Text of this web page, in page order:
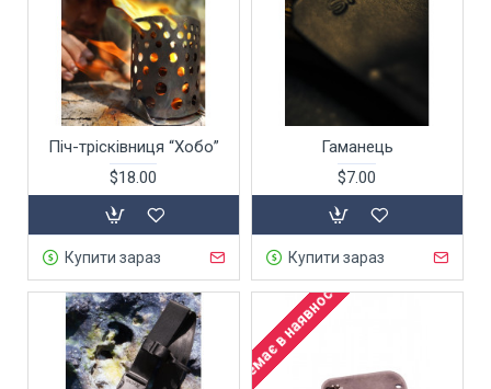
Піч-трісківниця “Хобо”
$18.00
Купити зараз
Гаманець
$7.00
Купити зараз
Немає в наявності